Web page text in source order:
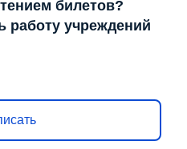
билетов?
работу учреждений